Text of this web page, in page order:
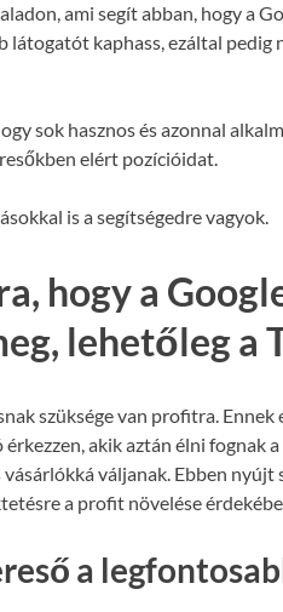
ami segít abban, hogy a
látogatót kaphass, ezáltal
sok hasznos és azonnal
elért pozícióidat.
is a segítségedre vagyok.
hogy a
lehetőleg a
szüksége van profitra.
akik aztán élni fognak
váljanak. Ebben
a profit növelése
a